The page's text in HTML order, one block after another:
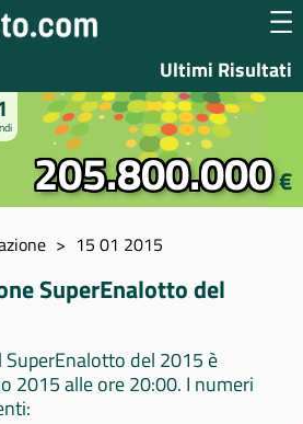
Ultimi Risultati
205.800.000€
15 01 2015
SuperEnalotto del
SuperEnalotto del 2015 è
2015 alle ore 20:00. I numeri